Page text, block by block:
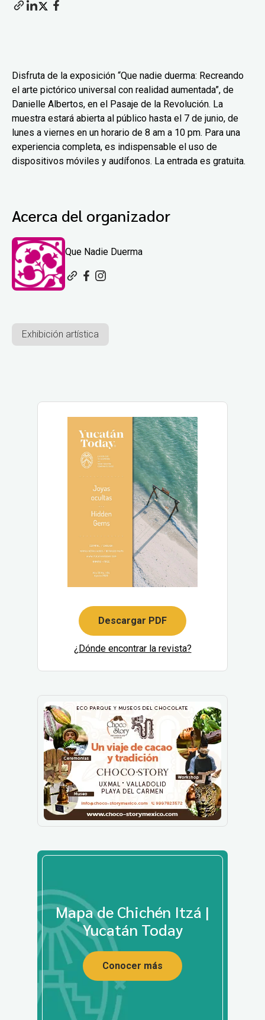
Disfruta de la exposición “Que nadie duerma: Recreando
el arte pictórico universal con realidad aumentada”, de
Danielle Albertos, en el Pasaje de la Revolución. La
muestra estará abierta al público hasta el 7 de junio, de
lunes a viernes en un horario de 8 am a 10 pm. Para una
experiencia completa, es indispensable el uso de
dispositivos móviles y audífonos. La entrada es gratuita.
Acerca del organizador
Que Nadie Duerma
Exhibición artística
Descargar PDF
¿Dónde encontrar la revista?
Mapa de Chichén Itzá |
Yucatán Today
Conocer más